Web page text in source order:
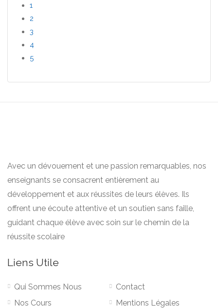
1
2
3
4
5
Avec un dévouement et une passion remarquables, nos
enseignants se consacrent entièrement au
développement et aux réussites de leurs élèves. Ils
offrent une écoute attentive et un soutien sans faille,
guidant chaque élève avec soin sur le chemin de la
réussite scolaire
Liens Utile
Qui Sommes Nous
Nos Cours
Contact
Mentions Légales